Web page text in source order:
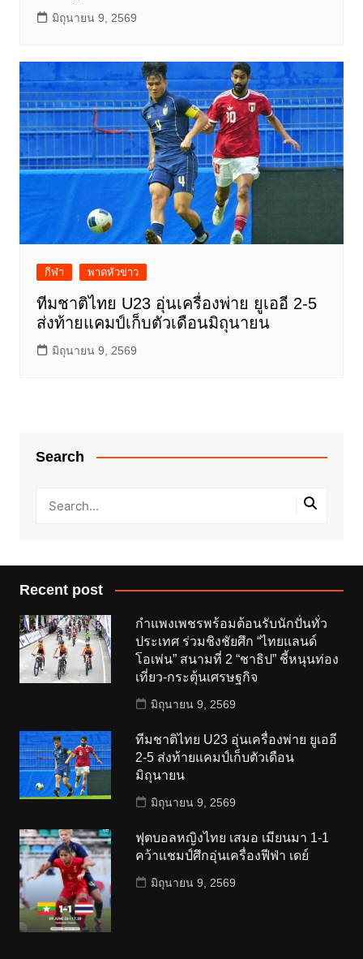
มิถุนายน 9, 2569
กีฬา พาดหัวข่าว
ทีมชาติไทย U23 อุ่นเครื่องพ่าย ยูเออี 2-5
ส่งท้ายแคมป์เก็บตัวเดือนมิถุนายน
มิถุนายน 9, 2569
Search
Recent post
กำแพงเพชรพร้อมต้อนรับนักปั่นทั่ว
ประเทศ ร่วมชิงชัยศึก “ไทยแลนด์
โอเพ่น” สนามที่ 2 “ชาธิป” ชี้หนุนท่อง
เที่ยว-กระตุ้นเศรษฐกิจ
มิถุนายน 9, 2569
ทีมชาติไทย U23 อุ่นเครื่องพ่าย ยูเออี
2-5 ส่งท้ายแคมป์เก็บตัวเดือน
มิถุนายน
มิถุนายน 9, 2569
ฟุตบอลหญิงไทย เสมอ เมียนมา 1-1
คว้าแชมป์ศึกอุ่นเครื่องฟีฟ่า เดย์
มิถุนายน 9, 2569